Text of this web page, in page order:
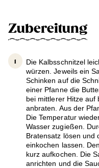
Zubereitung
Die Kalbsschnitzel
würzen. Jeweils ein
Schinken auf die
einer Pfanne die
bei mittlerer Hitze auf
anbraten. Aus der
Die Temperatur
Wasser zugießen.
Bratensatz lösen und
einkochen lassen.
kurz aufkochen. Die
anrichten und die